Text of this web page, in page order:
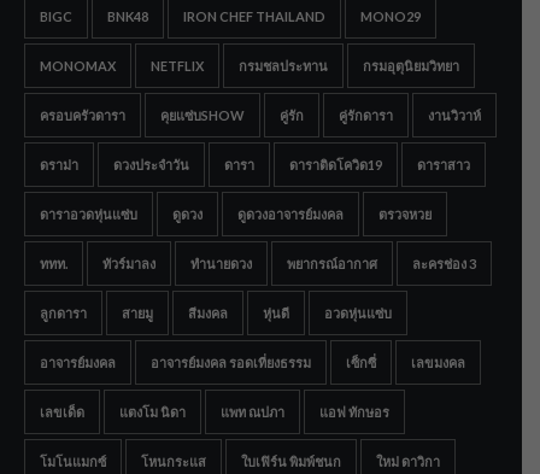
BIGC BNK48 IRON CHEF THAILAND MONO29
MONOMAX NETFLIX กรมชลประทาน กรมอุตุนิยมวิทยา
ครอบครัวดารา คุยแซ่บSHOW คู่รัก คู่รักดารา งานวิวาห์
ดราม่า ดวงประจำวัน ดารา ดาราติดโควิด19 ดาราสาว
ดาราอวดหุ่นแซ่บ ดูดวง ดูดวงอาจารย์มงคล ตรวจหวย
ททท. ทัวร์มาลง ทำนายดวง พยากรณ์อากาศ ละครช่อง 3
ลูกดารา สายมู สีมงคล หุ่นดี อวดหุ่นแซ่บ
อาจารย์มงคล อาจารย์มงคล รอดเที่ยงธรรม เซ็กซี่ เลขมงคล
เลขเด็ด แตงโม นิดา แพท ณปภา แอฟ ทักษอร
โมโนแมกซ์ โหนกระแส ใบเฟิร์น พิมพ์ชนก ใหม่ ดาวิกา